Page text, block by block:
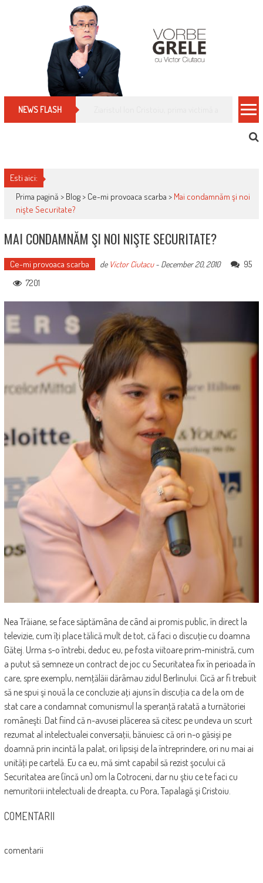
NEWS FLASH Cum îți schimbi, rapid, gratuit și eficient,
Esti aici:
Prima pagină > Blog> Ce-mi provoaca scarba > Mai condamnăm şi noi
nişte Securitate?
MAI CONDAMNĂM ŞI NOI NIŞTE SECURITATE?
Ce-mi provoaca scarba de Victor Ciutacu- December 20, 2010
95
7201
Nea Trăiane, se face săptămâna de când ai promis public, în direct la
televizie, cum îţi place tălică mult de tot, că faci o discuţie cu doamna
Gătej. Urma s-o întrebi, deduc eu, pe fosta viitoare prim-ministră, cum
a putut să semneze un contract de joc cu Securitatea fix în perioada în
care, spre exemplu, nemţălăii dărâmau zidul Berlinului. Cică ar fi trebuit
să ne spui şi nouă la ce concluzie aţi ajuns în discuţia ca de la om de
stat care a condamnat comunismul la speranţă ratată a turnătoriei
româneşti. Dat fiind că n-avusei plăcerea să citesc pe undeva un scurt
rezumat al intelectualei conversaţii, bănuiesc că ori n-o găsişi pe
doamnă prin incintă la palat, ori lipsişi de la întreprindere, ori nu mai ai
unităţi pe cartelă. Eu ca eu, mă simt capabil să rezist şocului că
Securitatea are (încă un) om la Cotroceni, dar nu ştiu ce te faci cu
nemuritorii intelectuali de dreapta, cu Pora, Tapalagă şi Cristoiu.
COMENTARII
comentarii